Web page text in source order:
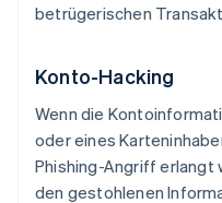
betrügerischen
Konto-Hacking
Wenn die
oder eines
Phishing-Angriff erlangt
den gestohlenen